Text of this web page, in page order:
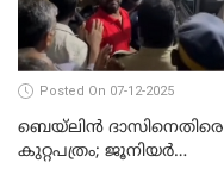
Posted On 07-12-2025
ബെയ്‌ലിന്‍ ദാസിനെതിരെ
കുറ്റപത്രം; ജൂനിയർ